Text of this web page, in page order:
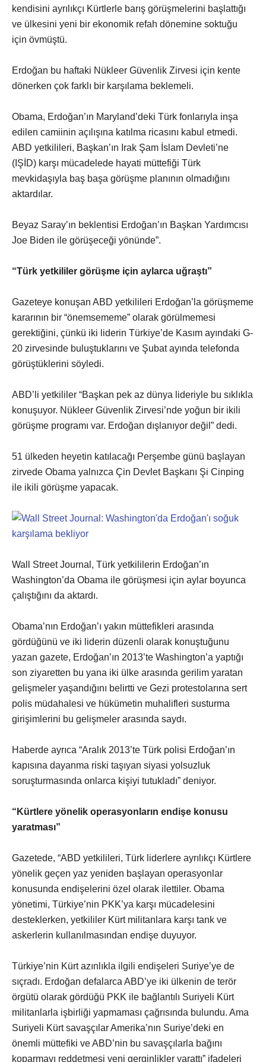
kendisini ayrılıkçı Kürtlerle barış görüşmelerini başlattığı
ve ülkesini yeni bir ekonomik refah dönemine soktuğu
için övmüştü.
Erdoğan bu haftaki Nükleer Güvenlik Zirvesi için kente
dönerken çok farklı bir karşılama beklemeli.
Obama, Erdoğan’ın Maryland’deki Türk fonlarıyla inşa
edilen camiinin açılışına katılma ricasını kabul etmedi.
ABD yetkilileri, Başkan’ın Irak Şam İslam Devleti’ne
(IŞİD) karşı mücadelede hayati müttefiği Türk
mevkidaşıyla baş başa görüşme planının olmadığını
aktardılar.
Beyaz Saray’ın beklentisi Erdoğan’ın Başkan Yardımcısı
Joe Biden ile görüşeceği yönünde”.
“Türk yetkililer görüşme için aylarca uğraştı”
Gazeteye konuşan ABD yetkilileri Erdoğan’la görüşmeme
kararının bir “önemsememe” olarak görülmemesi
gerektiğini, çünkü iki liderin Türkiye’de Kasım ayındaki G-
20 zirvesinde buluştuklarını ve Şubat ayında telefonda
görüştüklerini söyledi.
ABD’li yetkililer “Başkan pek az dünya lideriyle bu sıklıkla
konuşuyor. Nükleer Güvenlik Zirvesi’nde yoğun bir ikili
görüşme programı var. Erdoğan dışlanıyor değil” dedi.
51 ülkeden heyetin katılacağı Perşembe günü başlayan
zirvede Obama yalnızca Çin Devlet Başkanı Şi Cinping
ile ikili görüşme yapacak.
Wall Street Journal, Türk yetkililerin Erdoğan’ın
Washington’da Obama ile görüşmesi için aylar boyunca
çalıştığını da aktardı.
Obama’nın Erdoğan’ı yakın müttefikleri arasında
gördüğünü ve iki liderin düzenli olarak konuştuğunu
yazan gazete, Erdoğan’ın 2013’te Washington’a yaptığı
son ziyaretten bu yana iki ülke arasında gerilim yaratan
gelişmeler yaşandığını belirtti ve Gezi protestolarına sert
polis müdahalesi ve hükümetin muhalifleri susturma
girişimlerini bu gelişmeler arasında saydı.
Haberde ayrıca “Aralık 2013’te Türk polisi Erdoğan’ın
kapısına dayanma riski taşıyan siyasi yolsuzluk
soruşturmasında onlarca kişiyi tutukladı” deniyor.
“Kürtlere yönelik operasyonların endişe konusu
yaratması”
Gazetede, “ABD yetkilileri, Türk liderlere ayrılıkçı Kürtlere
yönelik geçen yaz yeniden başlayan operasyonlar
konusunda endişelerini özel olarak ilettiler. Obama
yönetimi, Türkiye’nin PKK’ya karşı mücadelesini
desteklerken, yetkililer Kürt militanlara karşı tank ve
askerlerin kullanılmasından endişe duyuyor.
Türkiye’nin Kürt azınlıkla ilgili endişeleri Suriye’ye de
sıçradı. Erdoğan defalarca ABD’ye iki ülkenin de terör
örgütü olarak gördüğü PKK ile bağlantılı Suriyeli Kürt
militanlarla işbirliği yapmaması çağrısında bulundu. Ama
Suriyeli Kürt savaşçılar Amerika’nın Suriye’deki en
önemli müttefiki ve ABD’nin bu savaşçılarla bağını
koparmayı reddetmesi yeni gerginlikler yarattı” ifadeleri